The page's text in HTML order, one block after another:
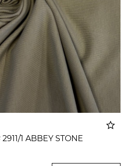
1 ABBEY STONE